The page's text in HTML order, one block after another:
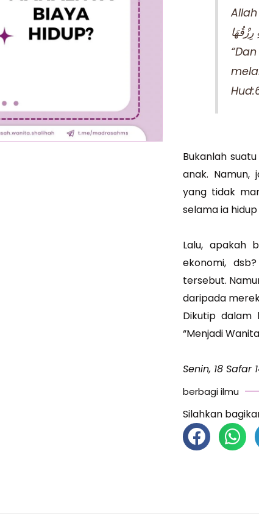
Bukanlah
anak. Namun,
yang tidak
selama ia hidup
Lalu, apakah
ekonomi,
tersebut.
daripada
Dikutip dalam
Senin, 18 Safar
berbagi ilmu
Silahkan